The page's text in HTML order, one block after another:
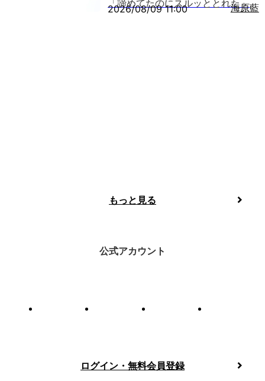
「諦めてたのにスルッととれた」
海原藍
2026/08/09 11:00
もっと見る
公式アカウント
ログイン・無料会員登録